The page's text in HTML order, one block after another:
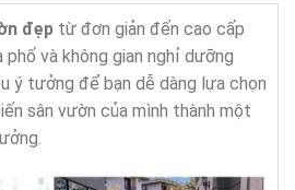
đẹp từ đơn giản đến cao cấp
và không gian nghỉ dưỡng
ý tưởng để bạn dễ dàng lựa chọn
sân vườn của mình thành một